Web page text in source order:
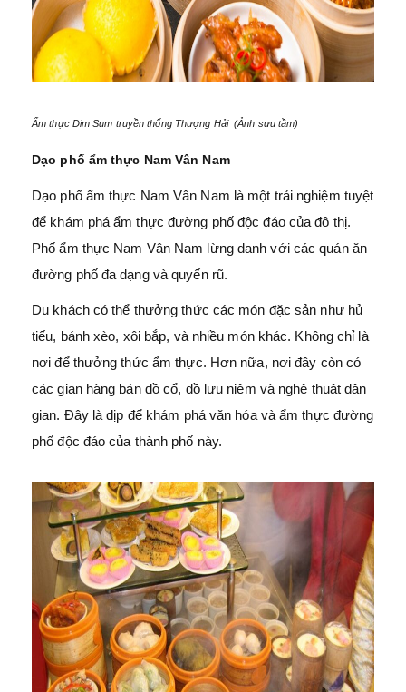
Ẩm thực Dim Sum truyền thống Thượng Hải (Ảnh sưu tầm)
Dạo phố ẩm thực Nam Vân Nam
Dạo phố ẩm thực Nam Vân Nam là một trải nghiệm tuyệt
để khám phá ẩm thực đường phố độc đáo của đô thị.
Phố ẩm thực Nam Vân Nam lừng danh với các quán ăn
đường phố đa dạng và quyến rũ.
Du khách có thể thưởng thức các món đặc sản như hủ
tiếu, bánh xèo, xôi bắp, và nhiều món khác. Không chỉ là
nơi để thưởng thức ẩm thực. Hơn nữa, nơi đây còn có
các gian hàng bán đồ cổ, đồ lưu niệm và nghệ thuật dân
gian. Đây là dịp để khám phá văn hóa và ẩm thực đường
phố độc đáo của thành phố này.